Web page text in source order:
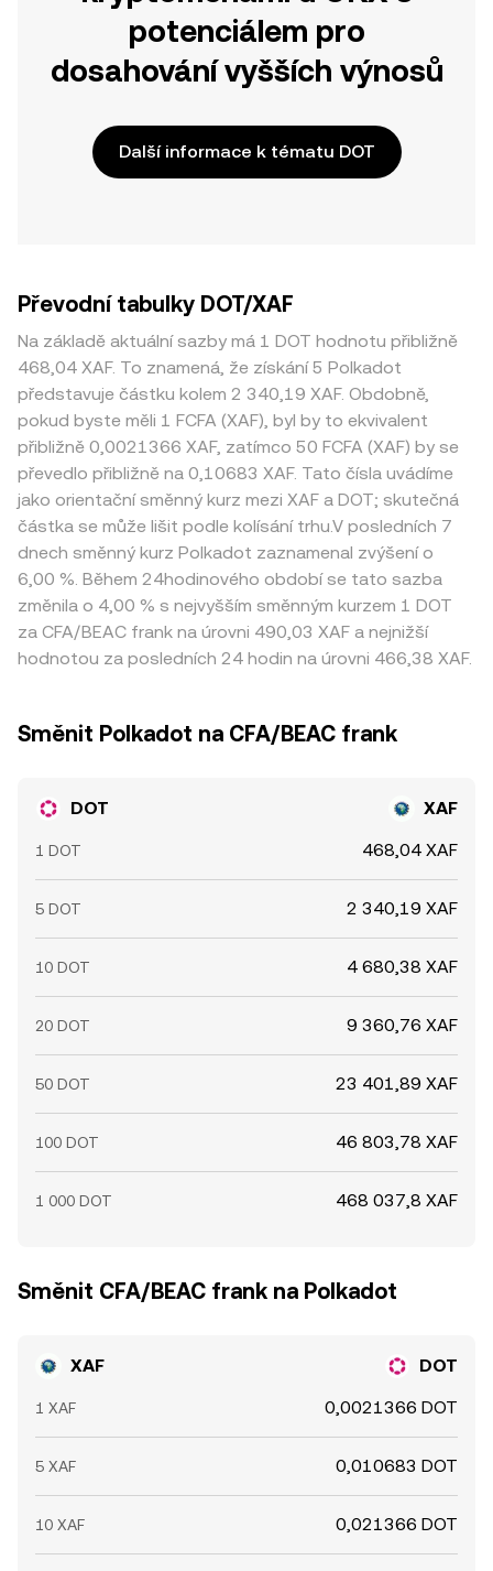
potenciálem pro
dosahování vyšších výnosů
Další informace k tématu DOT
Převodní tabulky DOT/XAF
Na základě aktuální sazby má 1 DOT hodnotu přibližně
468,04 XAF. To znamená, že získání 5 Polkadot
představuje částku kolem 2 340,19 XAF. Obdobně,
pokud byste měli 1 FCFA (XAF), byl by to ekvivalent
přibližně 0,0021366 XAF, zatímco 50 FCFA (XAF) by se
převedlo přibližně na 0,10683 XAF. Tato čísla uvádíme
jako orientační směnný kurz mezi XAF a DOT; skutečná
částka se může lišit podle kolísání trhu.V posledních 7
dnech směnný kurz Polkadot zaznamenal zvýšení o
6,00 %. Během 24hodinového období se tato sazba
změnila o 4,00 % s nejvyšším směnným kurzem 1 DOT
za CFA/BEAC frank na úrovni 490,03 XAF a nejnižší
hodnotou za posledních 24 hodin na úrovni 466,38 XAF.
Směnit Polkadot na CFA/BEAC frank
DOT XAF
1 DOT 468,04 XAF
5 DOT 2 340,19 XAF
10 DOT 4 680,38 XAF
20 DOT 9 360,76 XAF
50 DOT 23 401,89 XAF
100 DOT 46 803,78 XAF
1 000 DOT 468 037,8 XAF
Směnit CFA/BEAC frank na Polkadot
XAF DOT
1 XAF 0,0021366 DOT
5 XAF 0,010683 DOT
10 XAF 0,021366 DOT